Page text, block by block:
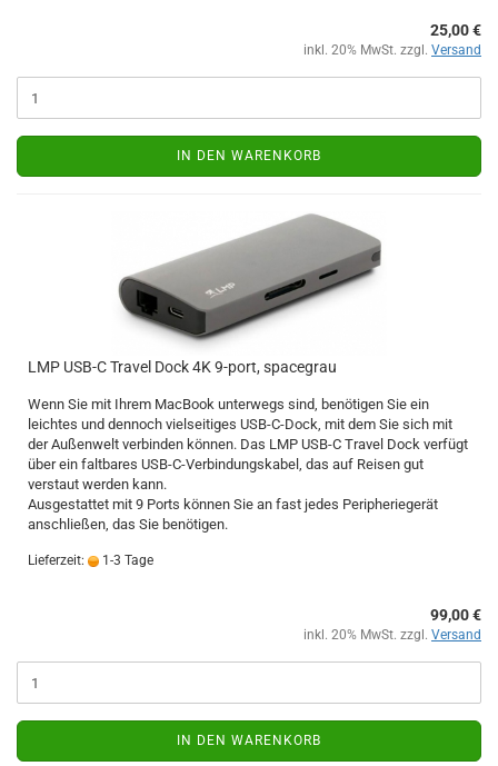
25,00 €
inkl. 20% MwSt. zzgl. Versand
IN DEN WARENKORB
LMP USB-C Travel Dock 4K 9-port, spacegrau
Wenn Sie mit Ihrem MacBook unterwegs sind, benötigen Sie ein
leichtes und dennoch vielseitiges USB-C-Dock, mit dem Sie sich mit
der Außenwelt verbinden können. Das LMP USB-C Travel Dock verfügt
über ein faltbares USB-C-Verbindungskabel, das auf Reisen gut
verstaut werden kann.
Ausgestattet mit 9 Ports können Sie an fast jedes Peripheriegerät
anschließen, das Sie benötigen.
Lieferzeit: 1-3 Tage
99,00 €
inkl. 20% MwSt. zzgl. Versand
IN DEN WARENKORB